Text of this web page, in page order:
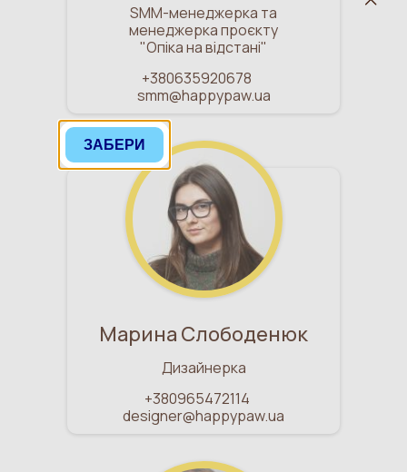
SMM-менеджерка та
менеджерка проєкту
"Опіка на відстані"
+380635920678
smm@happypaw.ua
Марина Слободенюк
Дизайнерка
+380965472114
designer@happypaw.ua
ЗАБЕРИ